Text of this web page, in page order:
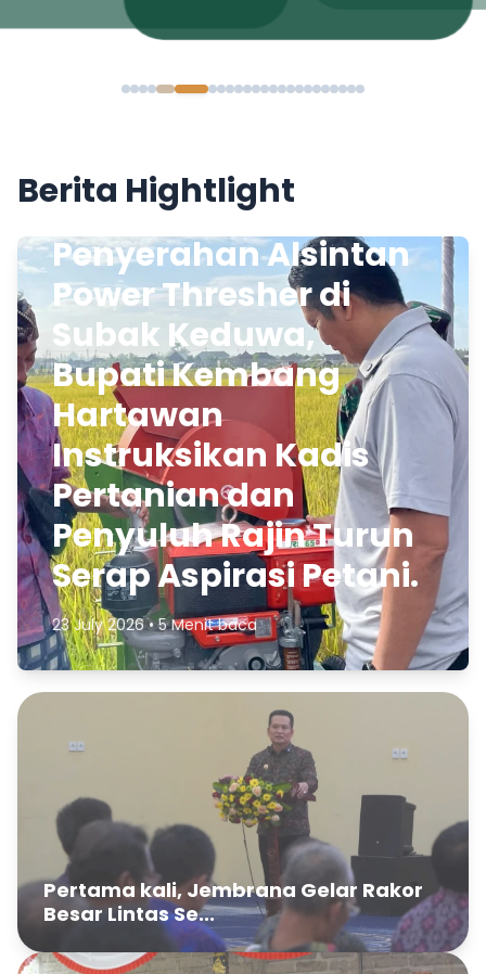
Berita Hightlight
Penyerahan Alsintan
Power Thresher di
Subak Keduwa,
Bupati Kembang
Hartawan
Instruksikan Kadis
Pertanian dan
Penyuluh Rajin Turun
Serap Aspirasi Petani.
23 July 2026 • 5 Menit baca
Pertama kali, Jembrana Gelar Rakor
Besar Lintas Se...